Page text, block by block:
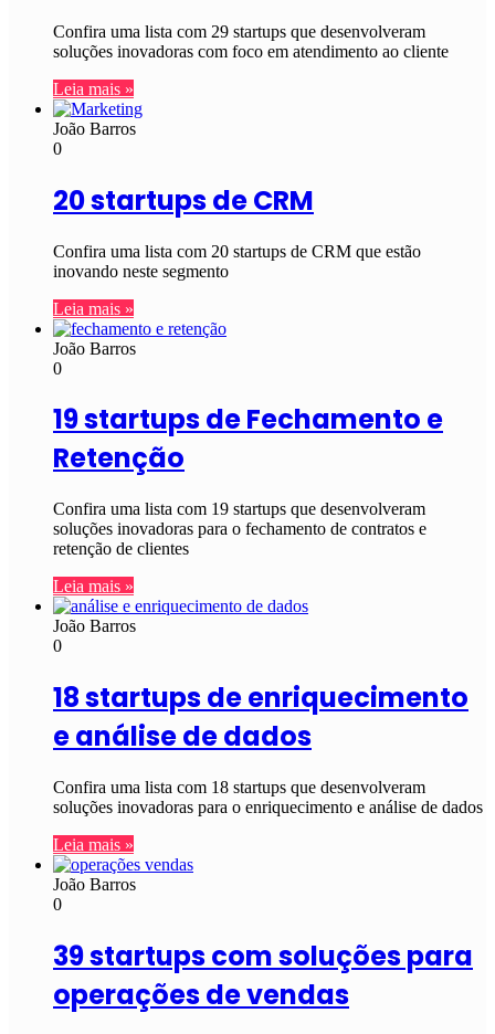
Confira uma lista com 29 startups que desenvolveram
soluções inovadoras com foco em atendimento ao cliente
Leia mais »
João Barros
0
20 startups de CRM
Confira uma lista com 20 startups de CRM que estão
inovando neste segmento
Leia mais »
João Barros
0
19 startups de Fechamento e
Retenção
Confira uma lista com 19 startups que desenvolveram
soluções inovadoras para o fechamento de contratos e
retenção de clientes
Leia mais »
João Barros
0
18 startups de enriquecimento
e análise de dados
Confira uma lista com 18 startups que desenvolveram
soluções inovadoras para o enriquecimento e análise de dados
Leia mais »
João Barros
0
39 startups com soluções para
operações de vendas